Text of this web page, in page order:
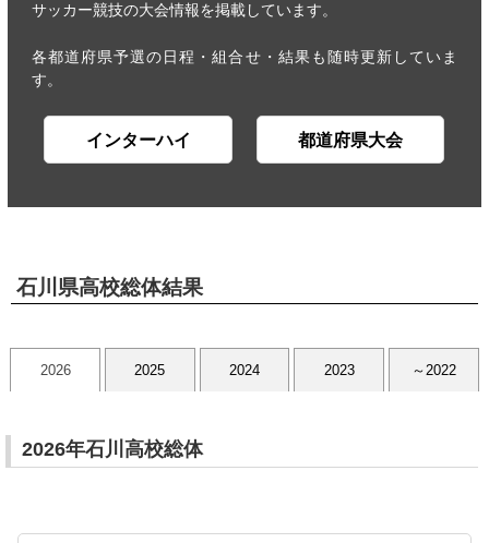
サッカー競技の大会情報を掲載しています。
各都道府県予選の日程・組合せ・結果も随時更新していま
す。
インターハイ 都道府県大会
石川県高校総体結果
2026 2025 2024 2023 ～2022
2026年石川高校総体